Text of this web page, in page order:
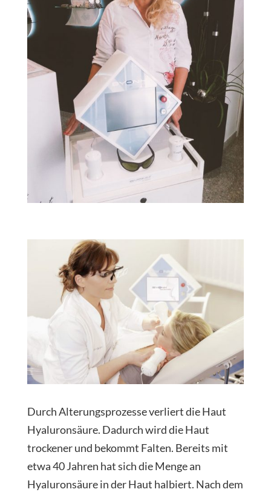
Durch Alterungsprozesse verliert die Haut
Hyaluronsäure. Dadurch wird die Haut
trockener und bekommt Falten. Bereits mit
etwa 40 Jahren hat sich die Menge an
Hyaluronsäure in der Haut halbiert. Nach dem